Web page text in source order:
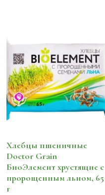
Хлебцы пшеничные
Doctor Grain
БиоЭлемент хрустящие с
пророщенным льном, 65
г